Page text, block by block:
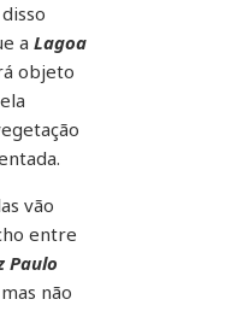
a Lagoa
objeto
vão
entre
Paulo
não